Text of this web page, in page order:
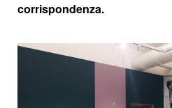
corrispondenza.